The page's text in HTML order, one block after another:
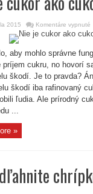
2015 Komentáre vypnuté
aby mohlo správne
príjem cukru, no hovorí
škodí. Je to pravda?
škodí iba rafinovaný
ľudia. Ale prírodný
...
»